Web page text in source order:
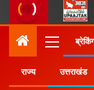
राज्य उत्तराखंड